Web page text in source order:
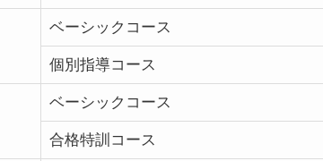
ベーシックコース
個別指導コース
ベーシックコース
合格特訓コース